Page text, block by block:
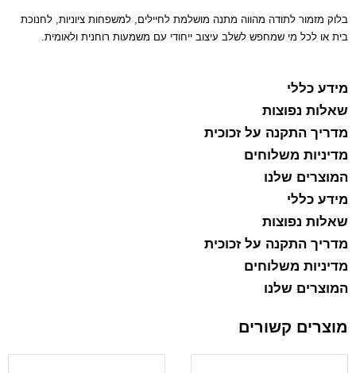
בלוק מזמור לתודה מהווה מתנה מושלמת לחיילים, למשפחות ציוניות, לחנוכת
בית או לכל מי שמחפש לשלב עיצוב ייחודי עם משמעות רוחנית ולאומית.
מידע כללי
שאלות נפוצות
מדריך התקנה על זכוכית
מדיניות משלוחים
המוצרים שלנו
מידע כללי
שאלות נפוצות
מדריך התקנה על זכוכית
מדיניות משלוחים
המוצרים שלנו
מוצרים קשורים